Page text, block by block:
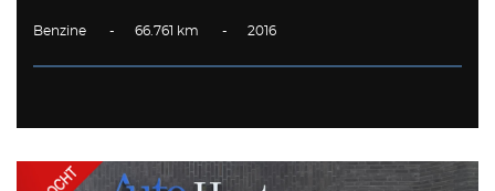
Benzine - 66.761 km - 2016